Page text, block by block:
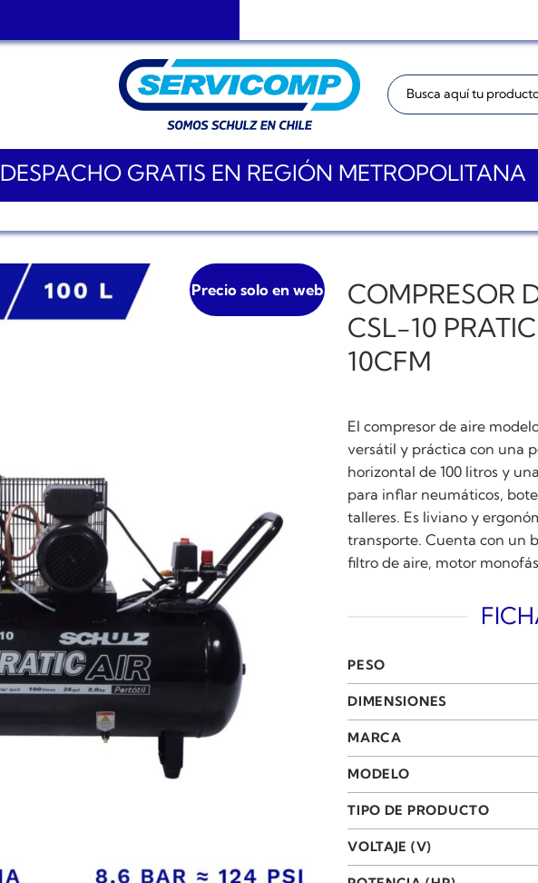
Buscar:
DESPACHO GRATIS EN REGIÓN METROPOLITANA
Precio solo en web
COMPRESOR
CSL-10
10CFM
El compresor de aire
versátil y práctica con una
horizontal de 100 litros y
para inflar neumáticos,
talleres. Es liviano y
transporte. Cuenta con un
filtro de aire, motor
PESO
DIMENSIONES
MARCA
MODELO
TIPO DE PRODUCTO
VOLTAJE (V)